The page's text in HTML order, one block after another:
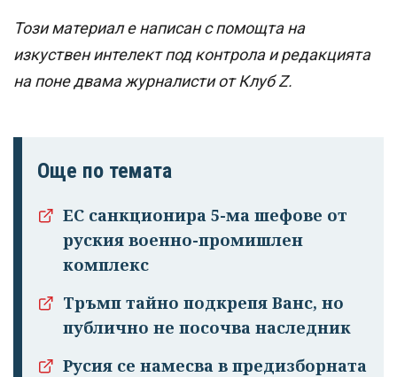
Този материал е написан с помощта на
изкуствен интелект под контрола и редакцията
на поне двама журналисти от Клуб Z.
Още по темата
ЕС санкционира 5-ма шефове от
руския военно-промишлен
комплекс
Тръмп тайно подкрепя Ванс, но
публично не посочва наследник
Русия се намесва в предизборната